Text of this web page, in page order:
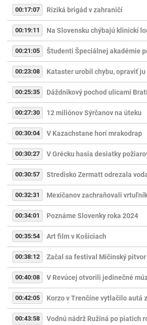
00:17:07 Riziká brigád v zahraničí
00:19:11 Na Slovensku chýbajú klinickí
00:21:05 Študenti Špeciálnej akadémie
00:23:08 Kataster urobil chybu, opraviť ju
00:25:35 Dáždnikový pochod ulicami
00:27:30 12 miliónov Sýrčanov na úteku
00:30:04 V Kazachstane horí mrakodrap
00:30:27 V Grécku hasia desiatky
00:30:57 Stredisko Zermatt odrezala
00:32:31 Mexičanov zachraňovali
00:34:01 Poznáme Slovenky roka 2024
00:35:54 Art film v Košiciach
00:38:12 Začal sa festival Mičinský pitvor
00:40:08 V Revúcej otvorili jedinečné
00:42:05 Korzo v Trenčíne vytlačilo autá
00:43:58 Vodnú nádrž Ružiná po piatich